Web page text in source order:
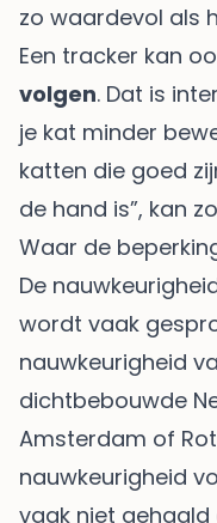
zo waardevol als
Een tracker kan
volgen. Dat is
je kat minder
katten die goed
de hand is”, kan
Waar de
De
wordt vaak
nauwkeurigheid
dichtbebouwde
Amsterdam of
nauwkeurigheid
vaak niet